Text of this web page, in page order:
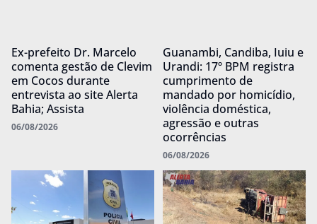
Ex-prefeito Dr. Marcelo
comenta gestão de Clevim
em Cocos durante
entrevista ao site Alerta
Bahia; Assista
06/08/2026
Guanambi, Candiba, Iuiu e
Urandi: 17º BPM registra
cumprimento de
mandado por homicídio,
violência doméstica,
agressão e outras
ocorrências
06/08/2026